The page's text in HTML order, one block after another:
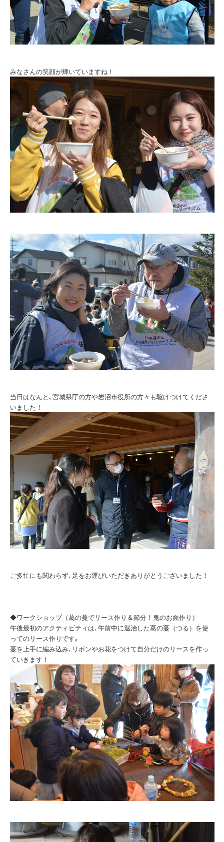
みなさんの笑顔が輝いていますね！
当日はなんと､宮城県庁の方や岩沼市役所の方々も駆けつけてくださ
いました！
ご多忙にも関わらず､足をお運びいただきありがとうございました！
◆ワークショップ（葛の蔓でリース作り＆節分！鬼のお面作り）
午後最初のアクティビティは､午前中に退治した葛の蔓（つる）を使
ってのリース作りです｡
蔓を上手に編み込み､リボンやお花をつけて自分だけのリースを作っ
ていきます！